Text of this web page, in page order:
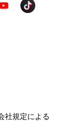
社規定による